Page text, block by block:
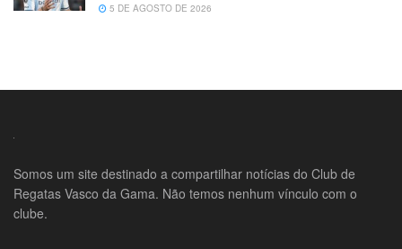
5 DE AGOSTO DE 2026
Somos um site destinado a compartilhar notícias do Club de
Regatas Vasco da Gama. Não temos nenhum vínculo com o
clube.